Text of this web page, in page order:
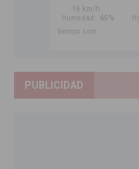
PUBLICIDAD